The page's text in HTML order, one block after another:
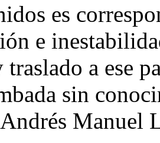
es
e
traslado a ese
sin
Manuel